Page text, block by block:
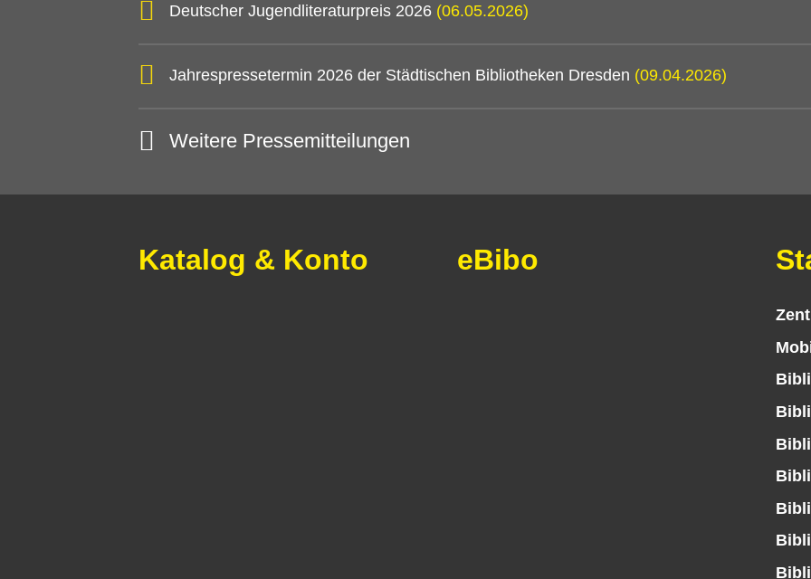
Deutscher Jugendliteraturpreis 2026 (06.05.2026)
Jahrespressetermin 2026 der Städtischen Bibliotheken Dresden (09.04.2026)
Weitere Pressemitteilungen
Katalog & Konto eBibo